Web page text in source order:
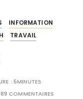
INFORMATION
TRAVAIL
: 5MINUTES
COMMENTAIRES